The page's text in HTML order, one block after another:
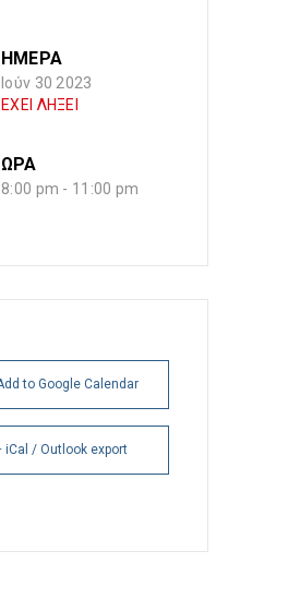
ΗΜΕΡΑ
Ιούν 30 2023
ΕΧΕΙ ΛΗΞΕΙ
ΩΡΑ
8:00 pm - 11:00 pm
to Google Calendar
iCal / Outlook export